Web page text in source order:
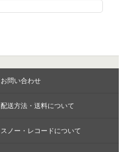
お問い合わせ
配送方法・送料について
スノー・レコードについて